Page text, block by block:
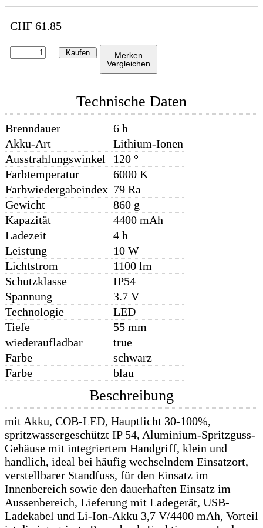
CHF 61.85
Kaufen
Merken
Vergleichen
Technische Daten
Brenndauer
6 h
Akku-Art
Lithium-Ionen
Ausstrahlungswinkel
120 °
Farbtemperatur
6000 K
Farbwiedergabeindex 79 Ra
Gewicht
860 g
Kapazität
4400 mAh
Ladezeit
4 h
Leistung
10 W
Lichtstrom
1100 lm
Schutzklasse
IP54
Spannung
3.7 V
Technologie
LED
Tiefe
55 mm
wiederaufladbar
true
Farbe
schwarz
Farbe
blau
Beschreibung
mit Akku, COB-LED, Hauptlicht 30-100%,
spritzwassergeschützt IP 54, Aluminium-Spritzguss-
Gehäuse mit integriertem Handgriff, klein und
handlich, ideal bei häufig wechselndem Einsatzort,
verstellbarer Standfuss, für den Einsatz im
Innenbereich sowie den dauerhaften Einsatz im
Aussenbereich, Lieferung mit Ladegerät, USB-
Ladekabel und Li-Ion-Akku 3,7 V/4400 mAh, Vorteil